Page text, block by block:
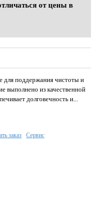
от цены в
для поддержания чистоты и
выполнено из качественной
долговечность и...
заказ Сервис